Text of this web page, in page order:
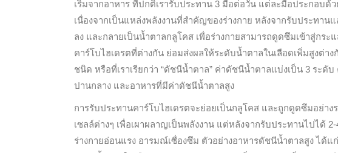
เริ่มจากอาหาร ที่ปกติเรารับประทาน 3 มื้อต่อวัน แต่ละมื้อประกอบด้
เนื่องจากเป็นแหล่งพลังงานที่สำคัญของร่างกาย หลังจากรับประทาน
ลง และกลายเป็นน้ำตาลกลูโคส เพื่อร่างกายสามารถดูดซึมเข้าสู่กร
คาร์โบไฮเดรตที่ต่างกัน ย่อมส่งผลให้ระดับน้ำตาลในเลือดเพิ่มสูงต่
ชนิด หรือที่เราเรียกว่า “ดัชนีน้ำตาล” ค่าดัชนีน้ำตาลแบ่งเป็น 3 ระ
ปานกลาง และอาหารที่มีค่าดัชนีน้ำตาลสูง
การรับประทานคาร์โบไฮเดรตจะย่อยเป็นกลูโคส และถูกดูดซึมอย่า
เซลล์ต่างๆ เพื่อเผาผลาญเป็นพลังงาน แต่หลังจากรับประทานไปได้
ร่างกายอ่อนแรง อารมณ์เซื่องซึม ตัวอย่างอาหารดัชนีน้ำตาลสูง ได้